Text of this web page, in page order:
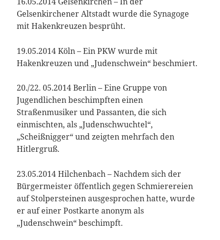
Gelsenkirchener Altstadt wurde die Synagoge
mit Hakenkreuzen besprüht.
19.05.2014 Köln – Ein PKW wurde mit
Hakenkreuzen und „Judenschwein“ beschmiert.
20./22. 05.2014 Berlin – Eine Gruppe von
Jugendlichen beschimpften einen
Straßenmusiker und Passanten, die sich
einmischten, als „Judenschwuchtel“,
„Scheißnigger“ und zeigten mehrfach den
Hitlergruß.
23.05.2014 Hilchenbach – Nachdem sich der
Bürgermeister öffentlich gegen Schmierereien
auf Stolpersteinen ausgesprochen hatte, wurde
er auf einer Postkarte anonym als
„Judenschwein“ beschimpft.